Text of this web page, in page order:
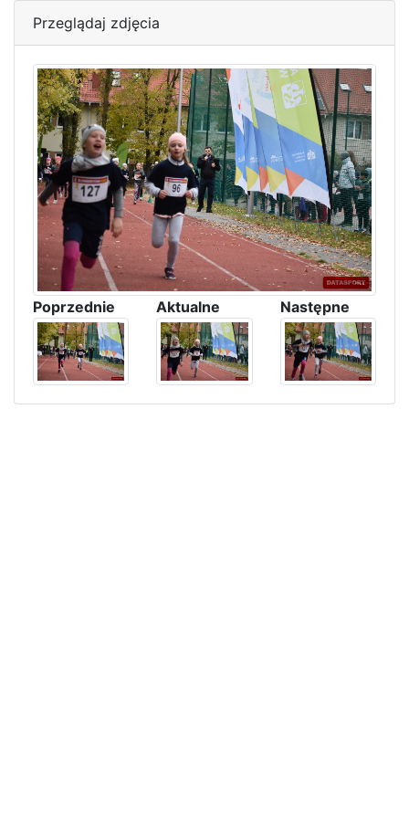
Przeglądaj zdjęcia
Poprzednie Aktualne Następne